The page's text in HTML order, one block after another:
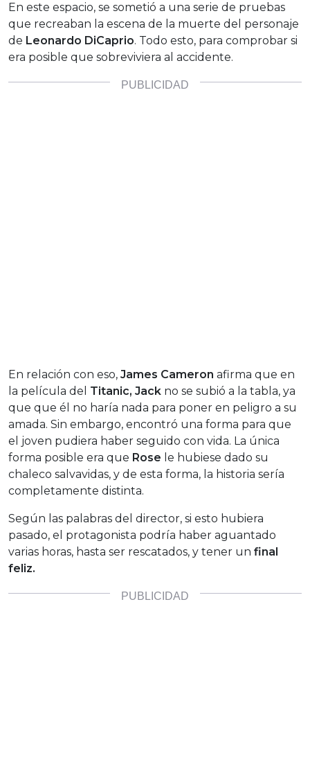
En este espacio, se sometió a una serie de pruebas
que recreaban la escena de la muerte del personaje
de Leonardo DiCaprio. Todo esto, para comprobar si
era posible que sobreviviera al accidente.
En relación con eso, James Cameron afirma que en
la película del Titanic, Jack no se subió a la tabla, ya
que que él no haría nada para poner en peligro a su
amada. Sin embargo, encontró una forma para que
el joven pudiera haber seguido con vida. La única
forma posible era que Rose le hubiese dado su
chaleco salvavidas, y de esta forma, la historia sería
completamente distinta.
Según las palabras del director, si esto hubiera
pasado, el protagonista podría haber aguantado
varias horas, hasta ser rescatados, y tener un final
feliz.